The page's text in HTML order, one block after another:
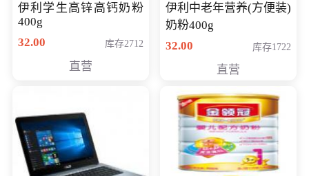
伊利学生高锌高钙奶粉
400g
32.00
库存2712
直营
伊利中老年营养(方便装)
奶粉400g
32.00
库存1722
直营